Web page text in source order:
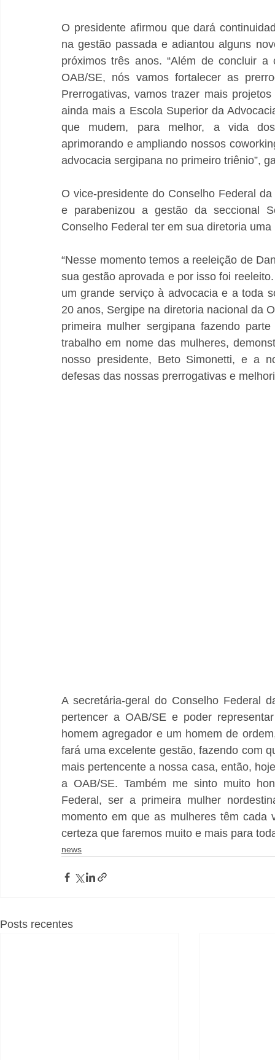
O presidente afirmou que dará
na gestão passada e adiantou alguns
próximos três anos. “Além de concluir
OAB/SE, nós vamos fortalecer as
Prerrogativas, vamos trazer mais
ainda mais a Escola Superior da
que mudem, para melhor, a vida dos
aprimorando e ampliando nossos
advocacia sergipana no primeiro triênio”,
O vice-presidente do Conselho Federal
e parabenizou a gestão da seccional
Conselho Federal ter em sua diretoria
“Nesse momento temos a reeleição de
sua gestão aprovada e por isso foi
um grande serviço à advocacia e a toda
20 anos, Sergipe na diretoria nacional da
primeira mulher sergipana fazendo
trabalho em nome das mulheres,
nosso presidente, Beto Simonetti, e a
defesas das nossas prerrogativas e
A secretária-geral do Conselho Federal
pertencer a OAB/SE e poder
homem agregador e um homem de
fará uma excelente gestão, fazendo com
mais pertencente a nossa casa, então,
a OAB/SE. Também me sinto muito
Federal, ser a primeira mulher
momento em que as mulheres têm cada
certeza que faremos muito e mais para
news
Posts recentes